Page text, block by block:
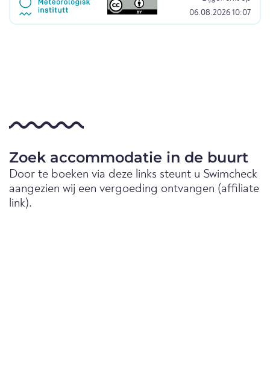
06.08.2026 10:07
Zoek accommodatie in de buurt
Door te boeken via deze links steunt u Swimcheck
aangezien wij een vergoeding ontvangen (affiliate
link).